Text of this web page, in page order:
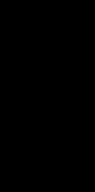
义》第九辑第61
称为法师。平实导
中对法师的定义；
意涵是什么？如来
、想、行、识，说
我，这个人就称为